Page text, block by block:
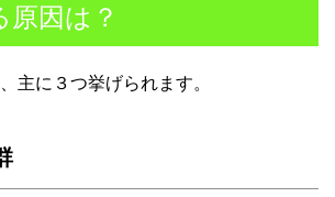
因は？
主に３つ挙げられます。